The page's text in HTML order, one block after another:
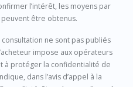
l’intérêt, les moyens par
être obtenus.
ne sont pas publiés
impose aux opérateurs
à protéger la confidentialité de
dans l’avis d’appel à la